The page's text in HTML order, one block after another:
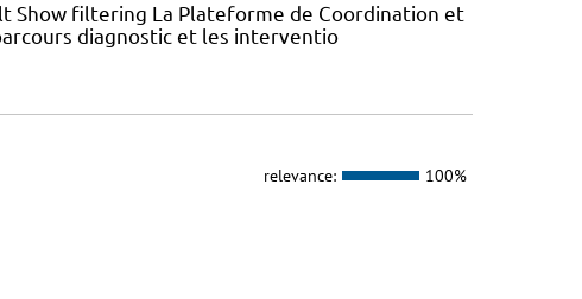
Show filtering La Plateforme de Coordination et
diagnostic et les interventio
relevance: 100%